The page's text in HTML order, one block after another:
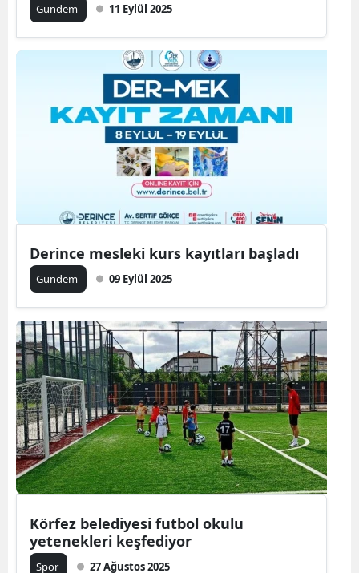
Gündem 11 Eylül 2025
Derince mesleki kurs kayıtları başladı
Gündem 09 Eylül 2025
Körfez belediyesi futbol okulu
yetenekleri keşfediyor
Spor 27 Ağustos 2025